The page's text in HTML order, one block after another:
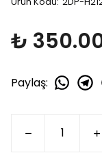
₺
Paylaş: